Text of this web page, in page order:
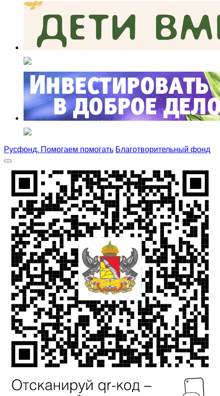
Русфонд. Помогаем помогать Благотворительный фонд